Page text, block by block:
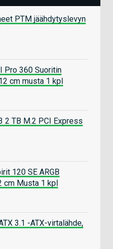
PTM jäähdytyslevyn
Pro 360 Suoritin
cm musta 1 kpl
2 TB M.2 PCI Express
120 SE ARGB
cm Musta 1 kpl
3.1 -ATX-virtalähde,